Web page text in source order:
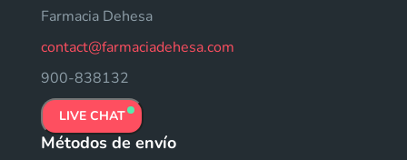
Farmacia Dehesa
contact@farmaciadehesa.com
900-838132
LIVE CHAT
Métodos de envío